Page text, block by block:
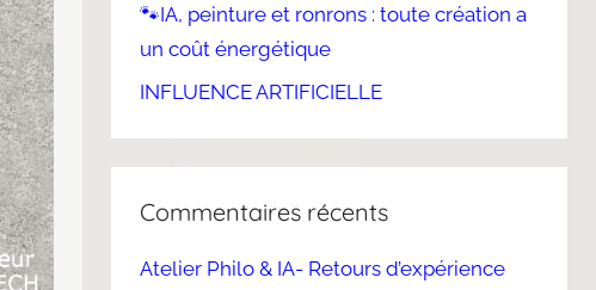
🐾IA, peinture et ronrons : toute création a
un coût énergétique
INFLUENCE ARTIFICIELLE
Commentaires récents
Atelier Philo & IA- Retours d’expérience